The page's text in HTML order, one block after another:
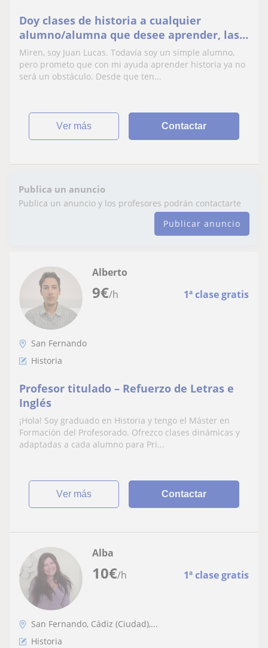
Doy clases de historia a cualquier
alumno/alumna que desee aprender, las
necesite para aprobar porque le cueste u
otros motivos
Miren, soy Juan Lucas. Todavía soy un simple alumno,
pero prometo que con mi ayuda aprender historia ya no
será un obstáculo. Desde que ten...
ver más Contactar
Publica un anuncio
Publica un anuncio y los profesores podrán contactarte
Publicar anuncio
9€/h 1ª clase gratis
Alberto
San Fernando
Historia
Profesor titulado – Refuerzo de Letras e
Inglés
¡Hola! Soy graduado en Historia y tengo el Máster en
Formación del Profesorado. Ofrezco clases dinámicas y
adaptadas a cada alumno para Pri...
ver más Contactar
10€/h 1ª clase gratis
Alba
San Fernando, Cádiz (Ciudad),...
Historia